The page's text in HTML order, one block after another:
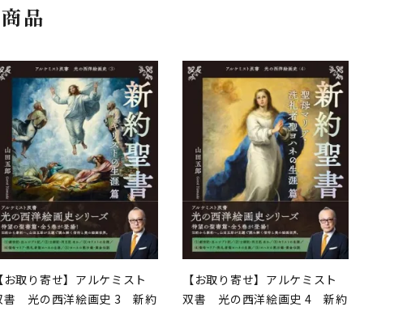
品
【お取り寄せ】アルケミスト
書 光の西洋絵画史 3 新約
【お取り寄せ】アルケミスト
双書 光の西洋絵画史 4 新約